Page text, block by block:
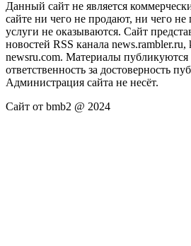
Данный сайт не является
сайте ни чего не продают, ни чего
услуги не оказываются. Сайт
новостей RSS канала news.rambler.ru,
newsru.com. Материалы публикуются
ответственность за достоверность
Администрация сайта не несёт.
Сайт от bmb2 @ 2024